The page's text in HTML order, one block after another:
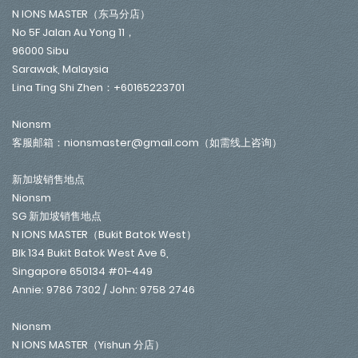
N IONS MASTER（东马分店）
No 5F Jalan Au Yong 11，
96000 Sibu
Sarawak, Malaysia
Lina Ting Shi Zhen：+60165223701
Nionsm
客服邮箱：nionsmaster@gmail.com（如需线上咨询）
新加坡销售地点
Nionsm
SG 新加坡销售地点
N IONS MASTER（Bukit Batok West）
Blk 134 Bukit Batok West Ave 6,
Singapore 650134 #01-449
Annie: 9786 7302 / John: 9758 2746
Nionsm
N IONS MASTER（Yishun 分店）